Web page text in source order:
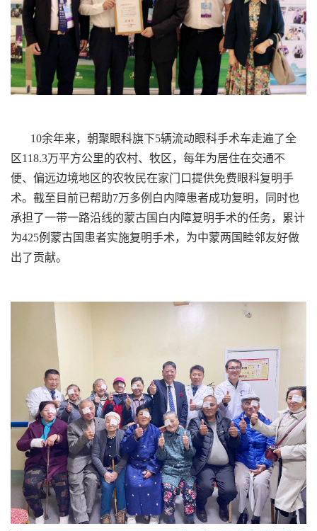
10余年来，朝聚眼科旗下5辆流动眼科手术车走遍了全
区118.3万平方公里的农村、牧区，每年为居住在交通不
便、偏远边境地区的农牧民在家门口提供免费眼科复明手
术。截至目前已帮助7万多例白内障患者成功复明，同时也
承担了一带一路沿线的蒙古国白内障复明手术的任务，累计
为425例蒙古国患者实施复明手术，为中蒙两国睦邻友好做
出了贡献。